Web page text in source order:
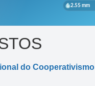
do Cooperativismo